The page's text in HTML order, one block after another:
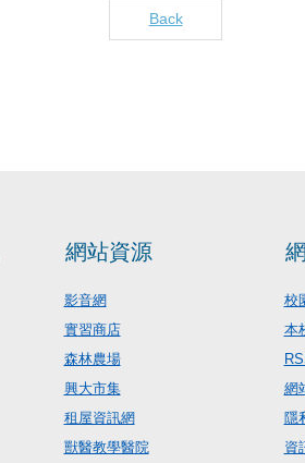
Back
網站資源
影音網
實習商店
森林農場
興大市集
租屋資訊網
獸醫教學醫院
校
本
網
隱
資